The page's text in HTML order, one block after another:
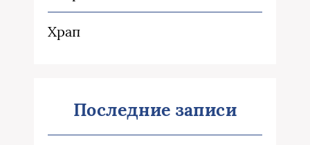
Храп
Последние записи